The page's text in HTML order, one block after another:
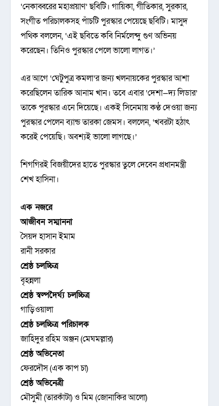
‘নেকাব্বরের মহাপ্রয়াণ’ ছবিটি। গায়িকা, গীতিকার, সুরকার,
সংগীত পরিচালকসহ পাঁচটি পুরস্কার পেয়েছে ছবিটি। মাসুদ
পথিক বললেন, ‘এই ছবিতে কবি নির্মলেন্দু গুণ অভিনয়
করেছেন। তিনিও পুরস্কার পেলে ভালো লাগত।’
এর আগে ‘ঘেটুপুত্র কমলা’র জন্য খলনায়কের পুরস্কার আশা
করেছিলেন তারিক আনাম খান। তবে এবার ‘দেশা—দ্য লিডার’
তাকে পুরস্কার এনে দিয়েছে। একই সিনেমায় কণ্ঠ দেওয়া জন্য
পুরস্কার পেলেন ব্যান্ড তারকা জেমস। বললেন, ‘খবরটা হঠাৎ
করেই পেয়েছি। অবশ্যই ভালো লাগছে।’
শিগগিরই বিজয়ীদের হাতে পুরস্কার তুলে দেবেন প্রধানমন্ত্রী
শেখ হাসিনা।
এক নজরে
আজীবন সম্মাননা
সৈয়দ হাসান ইমাম
রানী সরকার
শ্রেষ্ঠ চলচ্চিত্র
বৃহন্নলা
শ্রেষ্ঠ স্বল্পদৈর্ঘ্য চলচ্চিত্র
গাড়িওয়ালা
শ্রেষ্ঠ চলচ্চিত্র পরিচালক
জাহিদুর রহিম অঞ্জন (মেঘমল্লার)
শ্রেষ্ঠ অভিনেতা
ফেরদৌস (এক কাপ চা)
শ্রেষ্ঠ অভিনেত্রী
মৌসুমী (তারকাঁটা) ও মিম (জোনাকির আলো)